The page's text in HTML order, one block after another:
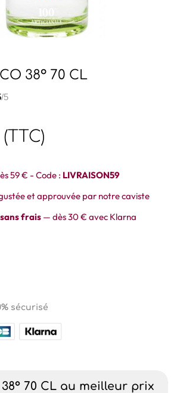
38° 70 CL
/5
(TTC)
59 € - Code : LIVRAISON59
et approuvée par notre caviste
frais — dès 30 € avec Klarna
sécurisé
38° 70 CL au meilleur prix